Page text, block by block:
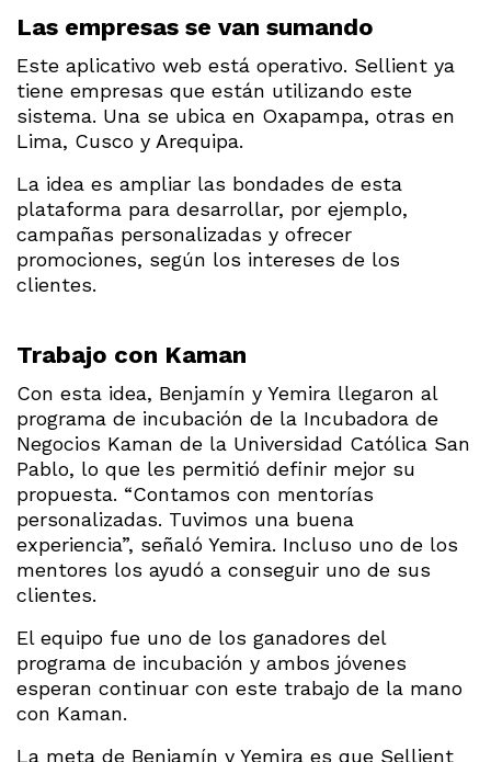
Las empresas se van sumando
Este aplicativo web está operativo. Sellient ya
tiene empresas que están utilizando este
sistema. Una se ubica en Oxapampa, otras en
Lima, Cusco y Arequipa.
La idea es ampliar las bondades de esta
plataforma para desarrollar, por ejemplo,
campañas personalizadas y ofrecer
promociones, según los intereses de los
clientes.
Trabajo con Kaman
Con esta idea, Benjamín y Yemira llegaron al
programa de incubación de la Incubadora de
Negocios Kaman de la Universidad Católica San
Pablo, lo que les permitió definir mejor su
propuesta. “Contamos con mentorías
personalizadas. Tuvimos una buena
experiencia”, señaló Yemira. Incluso uno de los
mentores los ayudó a conseguir uno de sus
clientes.
El equipo fue uno de los ganadores del
programa de incubación y ambos jóvenes
esperan continuar con este trabajo de la mano
con Kaman.
La meta de Benjamín y Yemira es que Sellient